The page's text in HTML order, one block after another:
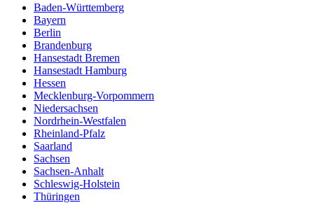
Baden-Württemberg
Bayern
Berlin
Brandenburg
Hansestadt Bremen
Hansestadt Hamburg
Hessen
Mecklenburg-Vorpommern
Niedersachsen
Nordrhein-Westfalen
Rheinland-Pfalz
Saarland
Sachsen
Sachsen-Anhalt
Schleswig-Holstein
Thüringen